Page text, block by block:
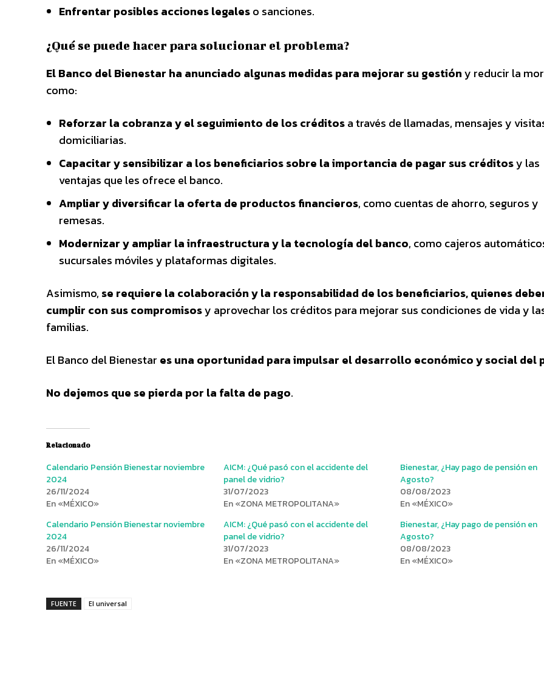
Enfrentar posibles acciones legaleso sanciones.
¿Qué se puede hacer para solucionar el problema?
El Banco del Bienestar ha anunciado algunas medidas para mejorar su gestióny reducir la
como:
Reforzar la cobranza y el seguimiento de los créditosa través de llamadas, mensajes y
domiciliarias.
Capacitar y sensibilizar a los beneficiarios sobre la importancia de pagar sus créditosy las
ventajas que les ofrece el banco.
Ampliar y diversificar la oferta de productos financieros, como cuentas de ahorro, seguros y
remesas.
Modernizar y ampliar la infraestructura y la tecnología del banco, como cajeros
sucursales móviles y plataformas digitales.
Asimismo, se requiere la colaboración y la responsabilidad de los beneficiarios, quienes
cumplir con sus compromisosy aprovechar los créditos para mejorar sus condiciones de vida y
familias.
El Banco del Bienestar es una oportunidad para impulsar el desarrollo económico y social del
No dejemos que se pierda por la falta de pago.
Relacionado
Calendario Pensión Bienestar noviembre
2024
26/11/2024
En «MÉXICO»
AICM: ¿Qué pasó con el accidente del
panel de vidrio?
31/07/2023
En «ZONA METROPOLITANA»
Bienestar, ¿Hay pago de pensión en
Agosto?
08/08/2023
En «MÉXICO»
Calendario Pensión Bienestar noviembre
2024
26/11/2024
En «MÉXICO»
AICM: ¿Qué pasó con el accidente del
panel de vidrio?
31/07/2023
En «ZONA METROPOLITANA»
Bienestar, ¿Hay pago de pensión en
Agosto?
08/08/2023
En «MÉXICO»
FUENTE El universal